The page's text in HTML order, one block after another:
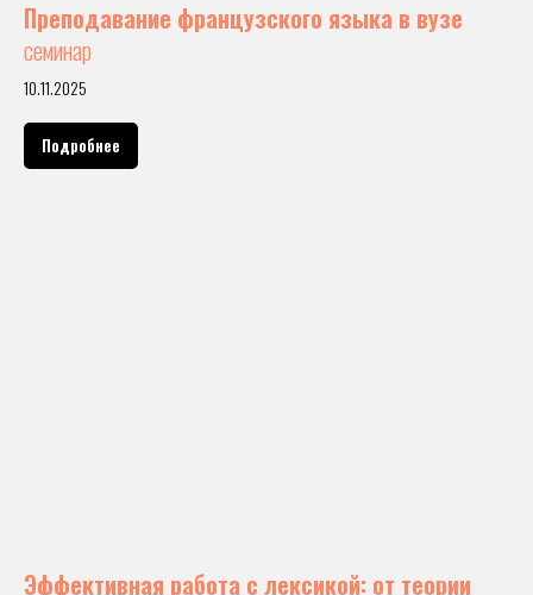
Преподавание французского языка в вузе
семинар
10.11.2025
Подробнее
Эффективная работа с лексикой: от теории